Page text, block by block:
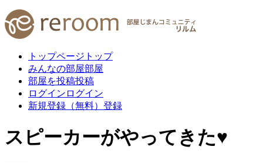
トップページ トップ
みんなの部屋部屋
部屋を投稿投稿
ログイン ログイン
新規登録（無料） 登録
スピーカーがやってきた♥